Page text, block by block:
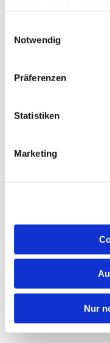
Notwendig
Präferenzen
Statistiken
Marketing
Nur